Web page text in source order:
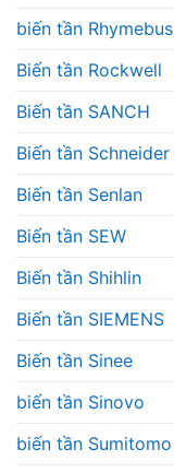
biến tần Rhymebus
Biến tần Rockwell
Biến tần SANCH
Biến tần Schneider
Biến tần Senlan
Biến tần SEW
Biến tần Shihlin
Biến tần SIEMENS
Biến tần Sinee
biến tần Sinovo
biến tần Sumitomo